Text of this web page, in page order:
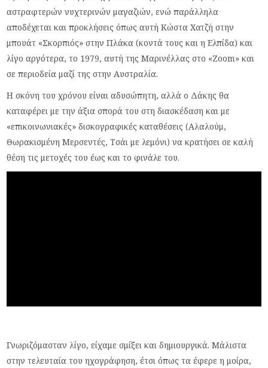
αστραφτερών νυχτερινών μαγαζιών, ενώ παράλληλα
αποδέχεται και προκλήσεις όπως αυτή Κώστα Χατζή στην
μπουάτ «Σκορπιός» στην Πλάκα (κοντά τους και η Ελπίδα) και
λίγο αργότερα, το 1979, αυτή της Μαρινέλλας στο «Zoom» και
σε περιοδεία μαζί της στην Αυστραλία.
Η σκόνη του χρόνου είναι αδυσώπητη, αλλά ο Δάκης θα
καταφέρει με την άξια σπορά του στη διασκέδαση και με
«επικοινωνιακές» δισκογραφικές καταθέσεις (Αλαλούμ,
Θωρακισμένη Μερσεντές, Τσάι με λεμόνι) να κρατήσει σε καλή
θέση τις μετοχές του έως και το φινάλε του.
Γνωριζόμασταν λίγο, είχαμε σμίξει και δημιουργικά. Μάλιστα
στην τελευταία του ηχογράφηση, έτσι όπως τα έφερε η μοίρα,